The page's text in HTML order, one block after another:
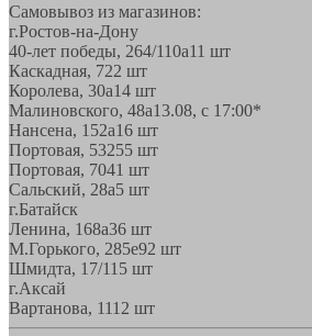
Самовывоз из магазинов:
г.Ростов-на-Дону
40-лет победы, 264/110а11 шт
Каскадная, 722 шт
Королева, 30а14 шт
Малиновского, 48а13.08, с 17:00*
Нансена, 152а16 шт
Портовая, 53255 шт
Портовая, 7041 шт
Сальский, 28a5 шт
г.Батайск
Ленина, 168а36 шт
М.Горького, 285е92 шт
Шмидта, 17/115 шт
г.Аксай
Вартанова, 1112 шт